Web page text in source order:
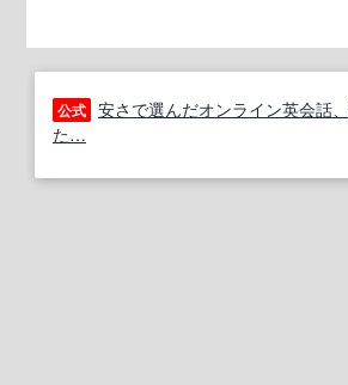
公式 安さで選んだオンライン英会話
た…